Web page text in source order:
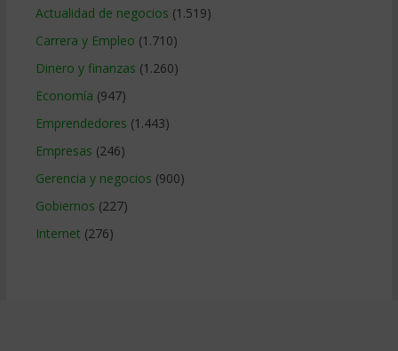
Actualidad de negocios (1.519)
Carrera y Empleo (1.710)
Dinero y finanzas (1.260)
Economía (947)
Emprendedores (1.443)
Empresas (246)
Gerencia y negocios (900)
Gobiernos (227)
Internet (276)